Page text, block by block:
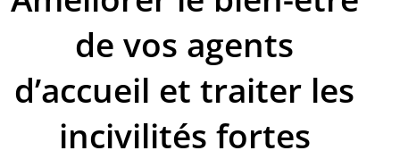
de vos agents
d’accueil et traiter les
incivilités fortes